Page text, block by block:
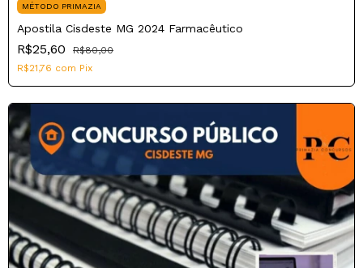
MÉTODO PRIMAZIA
Apostila Cisdeste MG 2024 Farmacêutico
R$25,60
R$80,00
R$21,76 com Pix